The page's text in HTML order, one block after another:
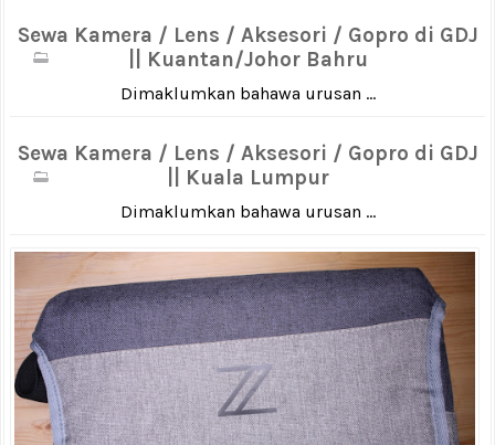
Sewa Kamera / Lens / Aksesori / Gopro di GDJ
|| Kuantan/Johor Bahru
Dimaklumkan bahawa urusan ...
Sewa Kamera / Lens / Aksesori / Gopro di GDJ
|| Kuala Lumpur
Dimaklumkan bahawa urusan ...